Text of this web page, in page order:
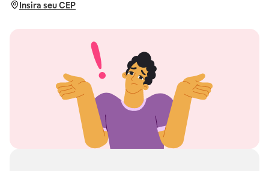
Insira seu CEP